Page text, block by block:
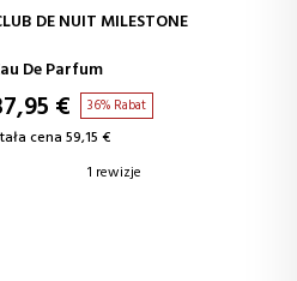
DODAJ DO KOSZYKA
DE NUIT MILESTONE
De Parfum
€ 36% Rabat
cena 59,15 €
1 rewizje